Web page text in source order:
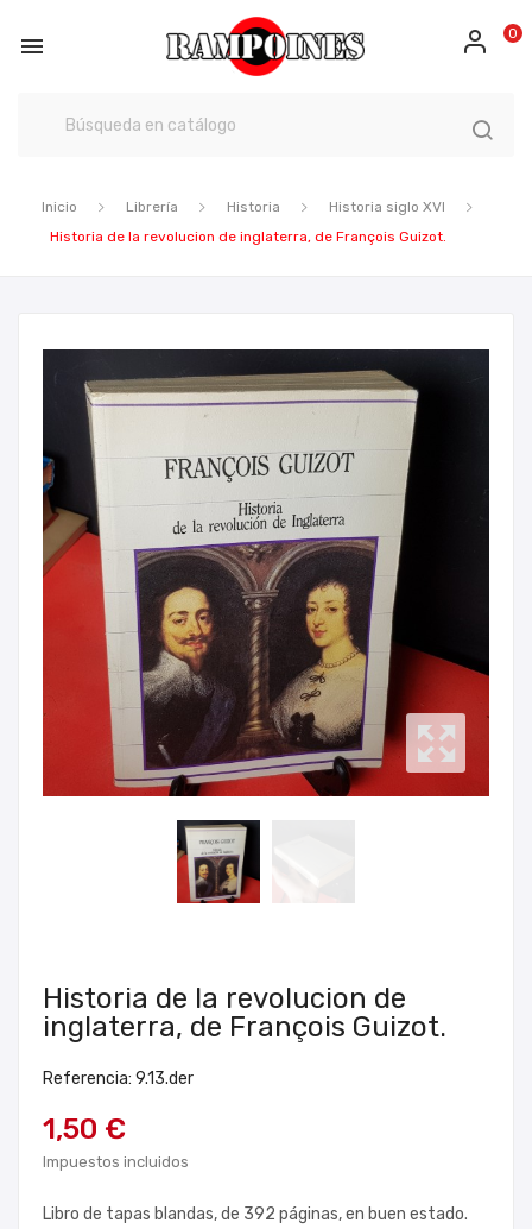
 0
Inicio Librería Historia
Historia siglo XVI
Historia de la revolucion de inglaterra, de François Guizot.
Historia de la revolucion de
inglaterra, de François Guizot.
Referencia: 9.13.der
1,50 €
Impuestos incluidos
Libro de tapas blandas, de 392 páginas, en buen estado.